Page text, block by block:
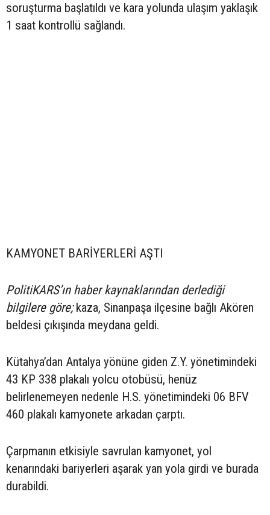
soruşturma başlatıldı ve kara yolunda ulaşım yaklaşık
1 saat kontrollü sağlandı.
KAMYONET BARİYERLERİ AŞTI
PolitiKARS’ın haber kaynaklarından derlediği
bilgilere göre;kaza, Sinanpaşa ilçesine bağlı Akören
beldesi çıkışında meydana geldi.
Kütahya’dan Antalya yönüne giden Z.Y. yönetimindeki
43 KP 338 plakalı yolcu otobüsü, henüz
belirlenemeyen nedenle H.S. yönetimindeki 06 BFV
460 plakalı kamyonete arkadan çarptı.
Çarpmanın etkisiyle savrulan kamyonet, yol
kenarındaki bariyerleri aşarak yan yola girdi ve burada
durabildi.